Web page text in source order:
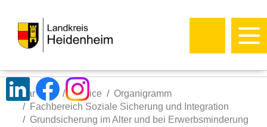
Startseite Service
Organigramm
Fachbereich Soziale Sicherung und Integration
Grundsicherung im Alter und bei Erwerbsminderung